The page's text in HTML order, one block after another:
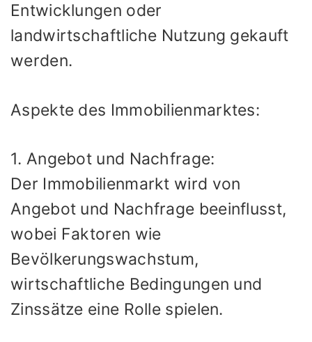
Entwicklungen oder
landwirtschaftliche Nutzung gekauft
werden.
Aspekte des Immobilienmarktes:
1. Angebot und Nachfrage:
Der Immobilienmarkt wird von
Angebot und Nachfrage beeinflusst,
wobei Faktoren wie
Bevölkerungswachstum,
wirtschaftliche Bedingungen und
Zinssätze eine Rolle spielen.